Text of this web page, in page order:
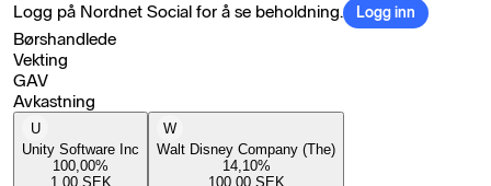
Logg på Nordnet Social for å se beholdning. Logg inn
Børshandlede
Vekting
GAV
Avkastning
U
Unity Software Inc
100,00%
1,00 SEK
W
Walt Disney Company (The)
14,10%
100,00 SEK